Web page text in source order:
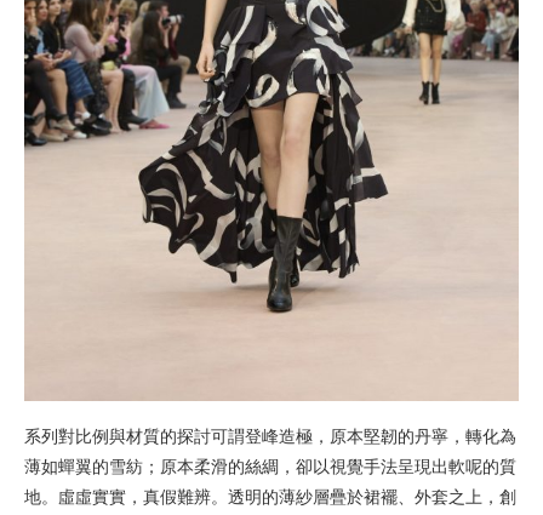
系列對比例與材質的探討可謂登峰造極，原本堅韌的丹寧，轉化為
薄如蟬翼的雪紡；原本柔滑的絲綢，卻以視覺手法呈現出軟呢的質
地。虛虛實實，真假難辨。透明的薄紗層疊於裙襬、外套之上，創